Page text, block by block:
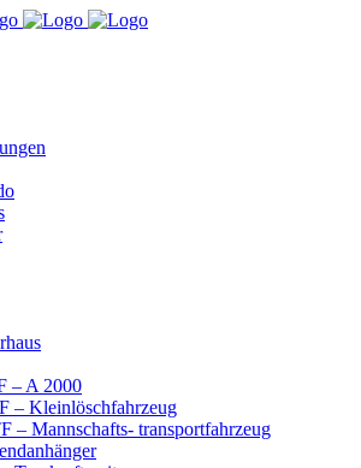
– A 2000
– Kleinlöschfahrzeug
– Mannschafts- transportfahrzeug